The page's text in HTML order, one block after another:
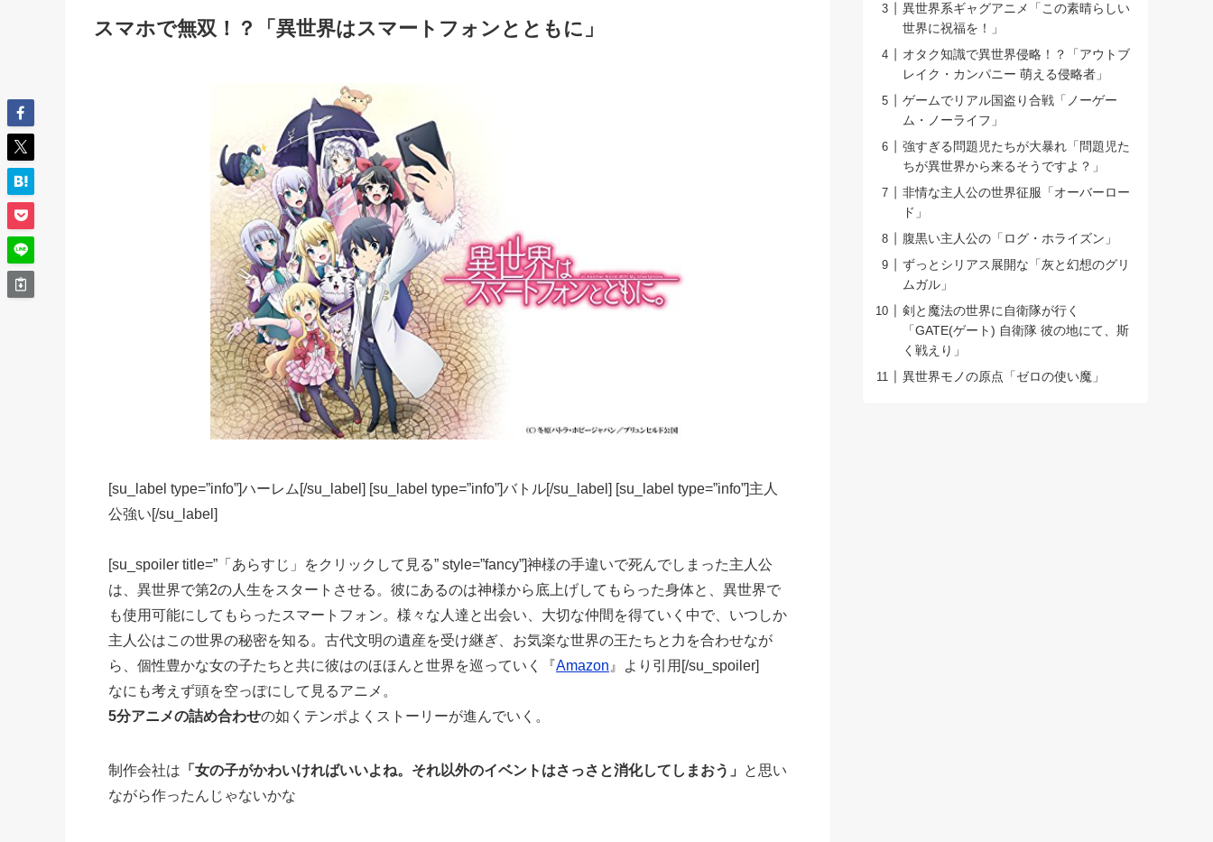
スマホで無双！？「異世界はスマートフォンとともに」
[su_label type=”info”]ハーレム[/su_label] [su_label type=”info”]バトル[/su_label] [su_label type=”info”]主人
公強い[/su_label]
[su_spoiler title=”「あらすじ」をクリックして見る” style=”fancy”]神様の手違いで死んでしまった主人公
は、異世界で第2の人生をスタートさせる。彼にあるのは神様から底上げしてもらった身体と、異世界で
も使用可能にしてもらったスマートフォン。様々な人達と出会い、大切な仲間を得ていく中で、いつしか
主人公はこの世界の秘密を知る。古代文明の遺産を受け継ぎ、お気楽な世界の王たちと力を合わせなが
ら、個性豊かな女の子たちと共に彼はのほほんと世界を巡っていく『Amazon 』より引用[/su_spoiler]
なにも考えず頭を空っぽにして見るアニメ。
5分アニメの詰め合わせの如くテンポよくストーリーが進んでいく。
制作会社は 「女の子がかわいければいいよね。それ以外のイベントはさっさと消化してしまおう」
と思い
ながら作ったんじゃないかな
異世界系ギャグアニメ「この素晴らしい
世界に祝福を！」
オタク知識で異世界侵略！？「アウトブ
レイク・カンパニー 萌える侵略者」
ゲームでリアル国盗り合戦「ノーゲー
ム・ノーライフ」
強すぎる問題児たちが大暴れ「問題児た
ちが異世界から来るそうですよ？」
非情な主人公の世界征服「オーバーロー
ド」
腹黒い主人公の「ログ・ホライズン」
ずっとシリアス展開な「灰と幻想のグリ
ムガル」
剣と魔法の世界に自衛隊が行く
「GATE(ゲート) 自衛隊 彼の地にて、斯
く戦えり」
異世界モノの原点「ゼロの使い魔」